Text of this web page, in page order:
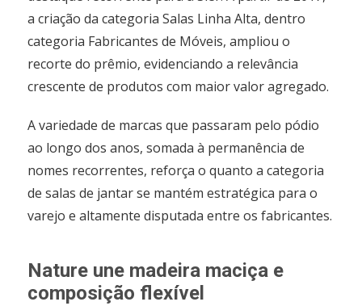
a criação da categoria Salas Linha Alta, dentro
categoria Fabricantes de Móveis, ampliou o
recorte do prêmio, evidenciando a relevância
crescente de produtos com maior valor agregado.
A variedade de marcas que passaram pelo pódio
ao longo dos anos, somada à permanência de
nomes recorrentes, reforça o quanto a categoria
de salas de jantar se mantém estratégica para o
varejo e altamente disputada entre os fabricantes.
Nature une madeira maciça e
composição flexível